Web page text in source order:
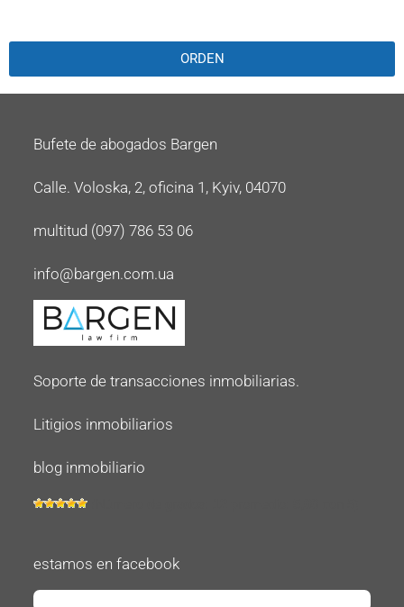
ORDEN
Bufete de abogados Bargen
Calle. Voloska, 2, oficina 1, Kyiv, 04070
multitud (097) 786 53 06
info@bargen.com.ua
Soporte de transacciones inmobiliarias.
Litigios inmobiliarios
blog inmobiliario
estamos en facebook